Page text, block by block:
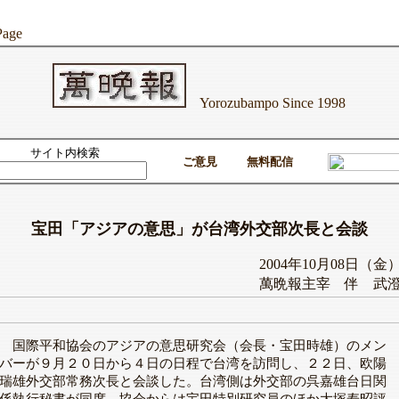
Yorozubampo Since 1998
サイト内検索
ご意見 無料配信
宝田「アジアの意思」が台湾外交部次長と会談
2004年10月08日（金
萬晩報主宰 伴 武
際平和協会のアジアの意思研究会（会長・宝田時雄）のメン
ーが９月２０日から４日の日程で台湾を訪問し、２２日、 欧陽
雄外交部常務次長と会談した 。台湾側は外交部の呉嘉雄台日関